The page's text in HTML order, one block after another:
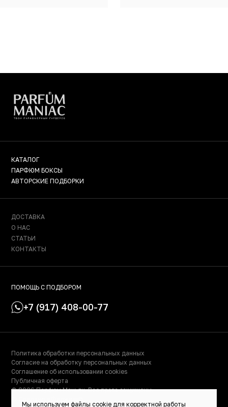
КАТАЛОГ
ПАРФЮМ БОКСЫ
АВТОРСКИЕ ПОДБОРКИ
ДОСТАВКА
О НАС
СТАТЬИ
КОНТАКТЫ
ПОМОЩЬ С ПОДБОРОМ
+7 (917) 408-00-77
Политика обработки персональных данных
Согласие на обработку персональных данных
Соглашение об использовании cookies
Публичная оферта
© 2026 Парфюм Маньяк. Все права защищены.
Мы используем файлы cookie для корректной работы